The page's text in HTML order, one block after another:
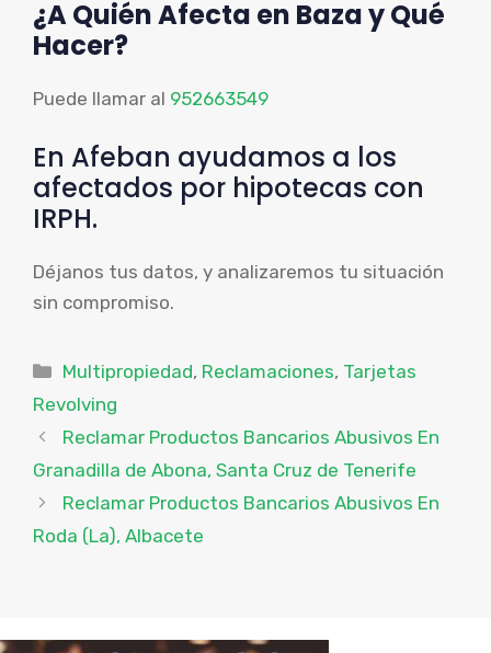
¿A Quién Afecta en Baza y Qué
Hacer?
Puede llamar al 952663549
En Afeban ayudamos a los
afectados por hipotecas con
IRPH.
Déjanos tus datos, y analizaremos tu situación
sin compromiso.
Categorías
Multipropiedad, Reclamaciones, Tarjetas
Revolving
Reclamar Productos Bancarios Abusivos En
Granadilla de Abona, Santa Cruz de Tenerife
Reclamar Productos Bancarios Abusivos En
Roda (La), Albacete